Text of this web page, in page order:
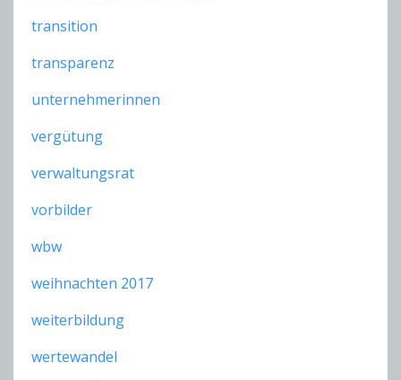
transition
transparenz
unternehmerinnen
vergütung
verwaltungsrat
vorbilder
wbw
weihnachten 2017
weiterbildung
wertewandel